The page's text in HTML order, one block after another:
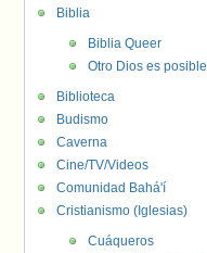
Biblia
Biblia Queer
Otro Dios es posible
Biblioteca
Budismo
Caverna
Cine/TV/Videos
Comunidad Bahá'í
Cristianismo (Iglesias)
Cuáqueros